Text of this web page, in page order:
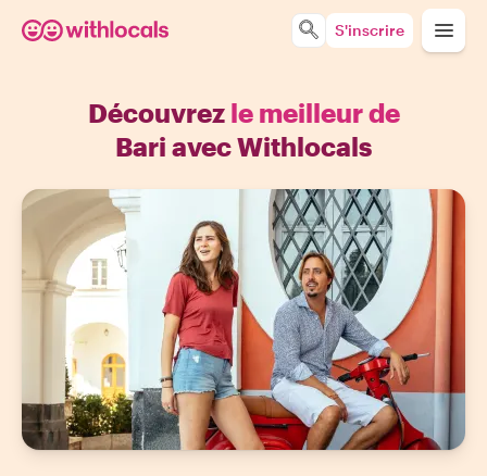
S'inscrire
Découvrez le meilleur de
Bari avec Withlocals